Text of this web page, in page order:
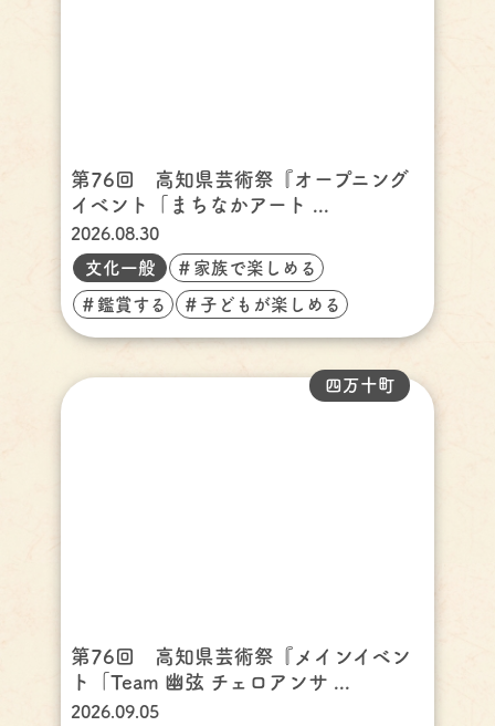
第76回 高知県芸術祭『オープニング
イベント「まちなかアート ...
2026.08.30
文化一般
＃家族で楽しめる
＃鑑賞する ＃子どもが楽しめる
第76回 高知県芸術祭『メインイベン
ト「Team 幽弦 チェロアンサ ...
四万十町
2026.09.05